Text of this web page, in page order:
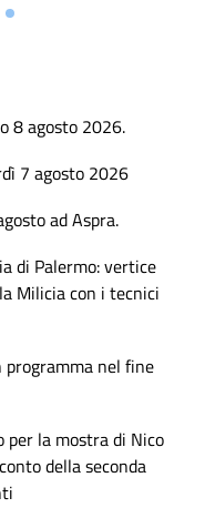
8 agosto 2026.
7 agosto 2026
ad Aspra.
di Palermo: vertice
Milicia con i tecnici
nel fine
per la mostra di Nico
della seconda